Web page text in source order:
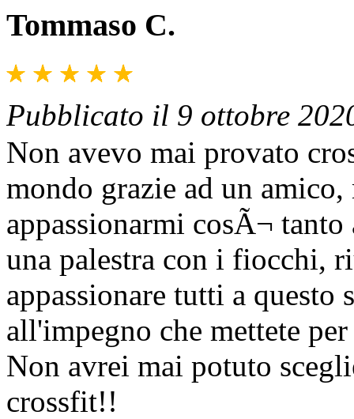
Tommaso C.
Pubblicato il 9 ottobre
Non avevo mai provato
mondo grazie ad un
appassionarmi cosÃ¬ tanto
una palestra con i fiocchi,
appassionare tutti a
all'impegno che mettete
Non avrei mai potuto
crossfit!!